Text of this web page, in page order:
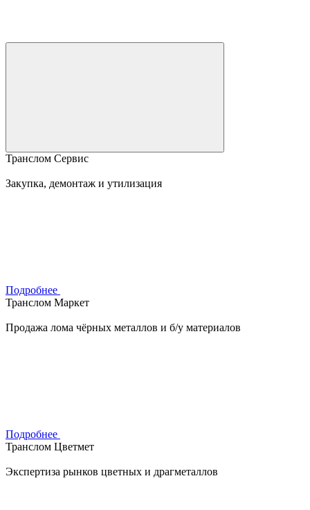
Транслом Сервис
Закупка, демонтаж и утилизация
Подробнее
Транслом Маркет
Продажа лома чёрных металлов и б/у материалов
Подробнее
Транслом Цветмет
Экспертиза рынков цветных и драгметаллов